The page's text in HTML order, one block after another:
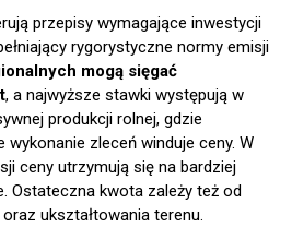
przepisy wymagające inwestycji
rygorystyczne normy emisji
mogą sięgać
, a najwyższe stawki występują w
produkcji rolnej, gdzie
wykonanie zleceń winduje ceny. W
ceny utrzymują się na bardziej
Ostateczna kwota zależy też od
ukształtowania terenu.